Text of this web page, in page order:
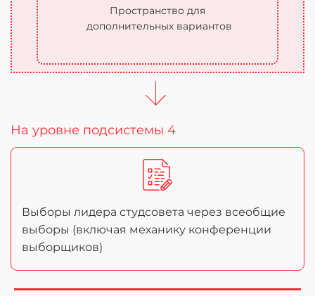
Пространство для
дополнительных вариантов
На уровне подсистемы 4
Выборы лидера студсовета через всеобщие
выборы (включая механику конференции
выборщиков)